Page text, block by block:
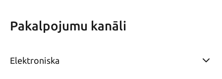
Pakalpojumu kanāli
Elektroniska